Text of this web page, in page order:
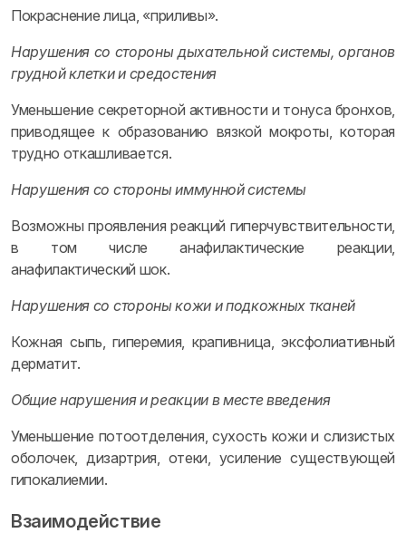
Покраснение лица, «приливы».
Нарушения со стороны дыхательной системы, органов
грудной клетки и средостения
Уменьшение секреторной активности и тонуса бронхов,
приводящее к образованию вязкой мокроты, которая
трудно откашливается.
Нарушения со стороны иммунной системы
Возможны проявления реакций гиперчувствительности,
в том числе анафилактические реакции,
анафилактический шок.
Нарушения со стороны кожи и подкожных тканей
Кожная сыпь, гиперемия, крапивница, эксфолиативный
дерматит.
Общие нарушения и реакции в месте введения
Уменьшение потоотделения, сухость кожи и слизистых
оболочек, дизартрия, отеки, усиление существующей
гипокалиемии.
Взаимодействие